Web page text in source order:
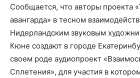
Сообщается, что авторы проекта
авангарда» в тесном
Нидерландским звуковым
Кюне создают в городе
своем роде аудиопроект
Сплетения», для участия в